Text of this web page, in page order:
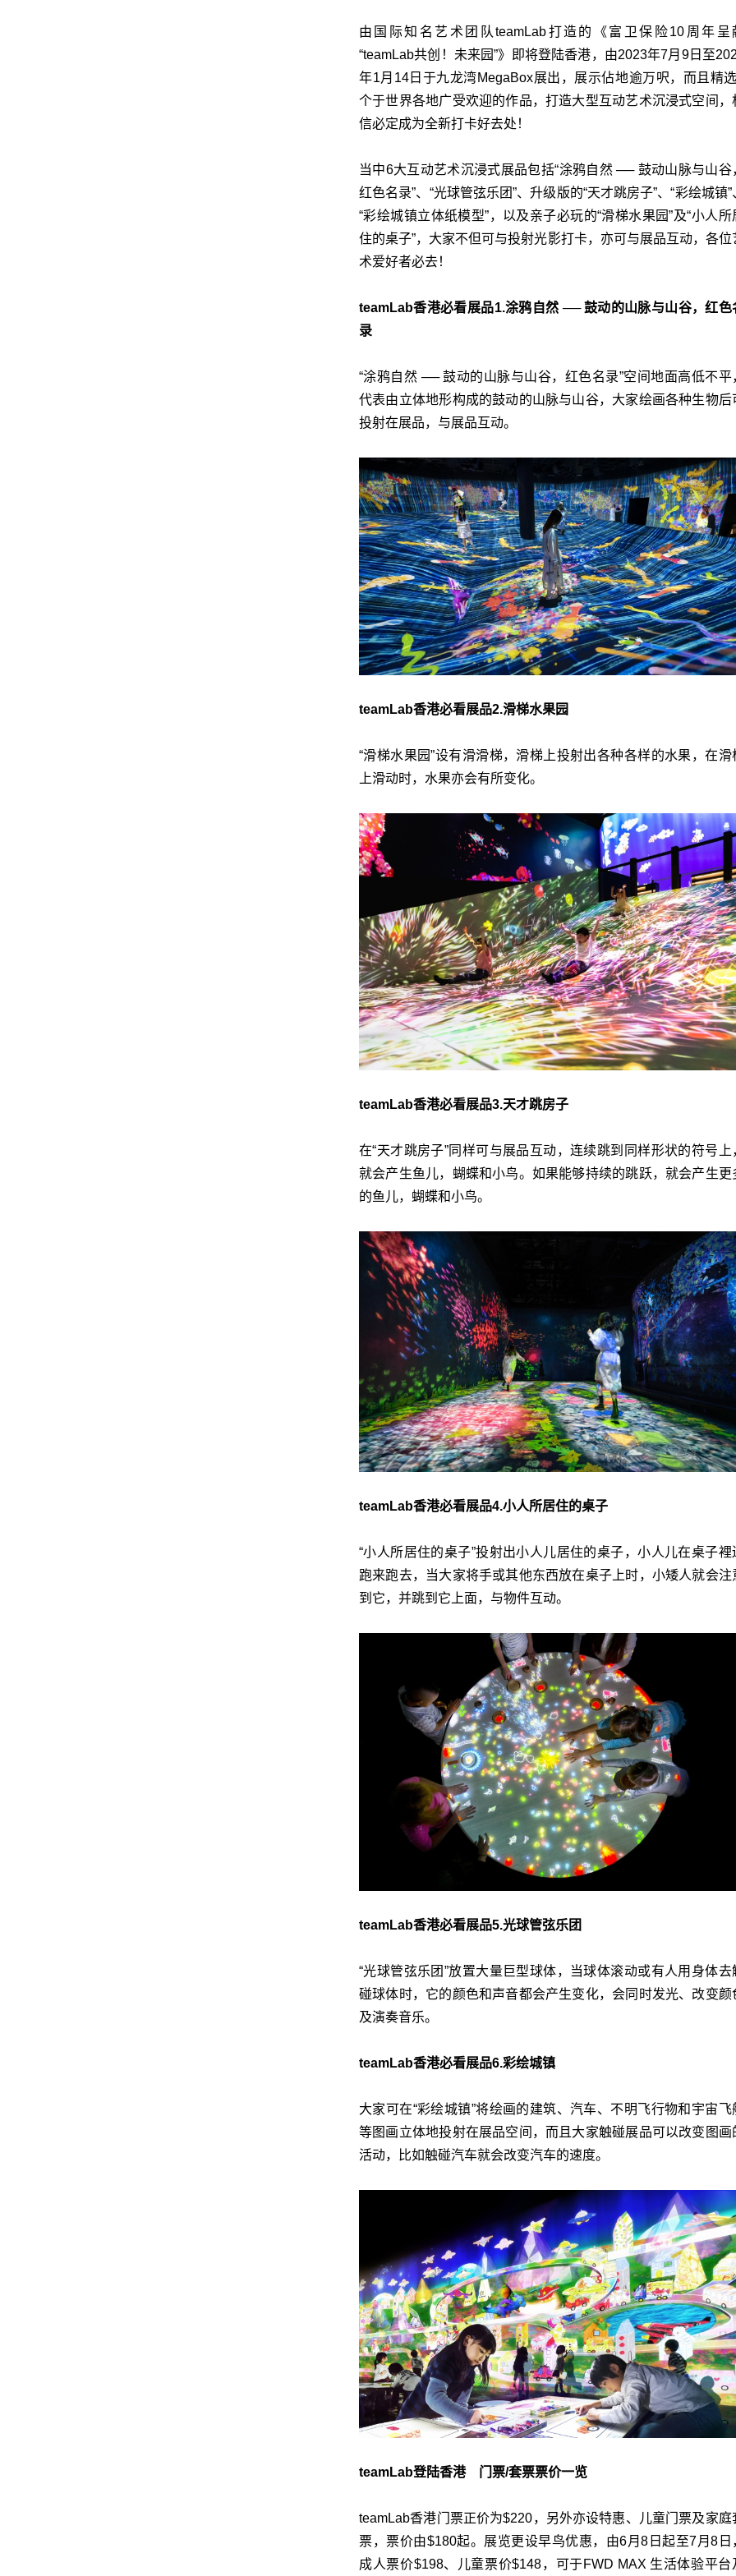
由国际知名艺术团队teamLab打造的《富卫保险10周年呈
“teamLab共创！未来园”》即将登陆香港，由2023年7月9日至
年1月14日于九龙湾MegaBox展出，展示佔地逾万呎，而且精
个于世界各地广受欢迎的作品，打造大型互动艺术沉浸式空间，
信必定成为全新打卡好去处！
当中6大互动艺术沉浸式展品包括“涂鸦自然 ── 鼓动山脉与山谷
红色名录”、“光球管弦乐团”、升级版的“天才跳房子”、“彩绘城镇”
“彩绘城镇立体纸模型”，以及亲子必玩的“滑梯水果园”及“小人所
住的桌子”，大家不但可与投射光影打卡，亦可与展品互动，各位
术爱好者必去！
teamLab香港必看展品1.涂鸦自然 ── 鼓动的山脉与山谷，红色
录
“涂鸦自然 ── 鼓动的山脉与山谷，红色名录”空间地面高低不平
代表由立体地形构成的鼓动的山脉与山谷，大家绘画各种生物后
投射在展品，与展品互动。
teamLab香港必看展品2.滑梯水果园
“滑梯水果园”设有滑滑梯，滑梯上投射出各种各样的水果，在滑
上滑动时，水果亦会有所变化。
teamLab香港必看展品3.天才跳房子
在“天才跳房子”同样可与展品互动，连续跳到同样形状的符号上
就会产生鱼儿，蝴蝶和小鸟。如果能够持续的跳跃，就会产生更
的鱼儿，蝴蝶和小鸟。
teamLab香港必看展品4.小人所居住的桌子
“小人所居住的桌子”投射出小人儿居住的桌子，小人儿在桌子裡
跑来跑去，当大家将手或其他东西放在桌子上时，小矮人就会注
到它，并跳到它上面，与物件互动。
teamLab香港必看展品5.光球管弦乐团
“光球管弦乐团”放置大量巨型球体，当球体滚动或有人用身体去
碰球体时，它的颜色和声音都会产生变化，会同时发光、改变颜
及演奏音乐。
teamLab香港必看展品6.彩绘城镇
大家可在“彩绘城镇”将绘画的建筑、汽车、不明飞行物和宇宙飞
等图画立体地投射在展品空间，而且大家触碰展品可以改变图画
活动，比如触碰汽车就会改变汽车的速度。
teamLab登陆香港 门票/套票票价一览
teamLab香港门票正价为$220，另外亦设特惠、儿童门票及家庭
票，票价由$180起。展览更设早鸟优惠，由6月8日起至7月8日
成人票价$198、儿童票价$148，可于FWD MAX 生活体验平台